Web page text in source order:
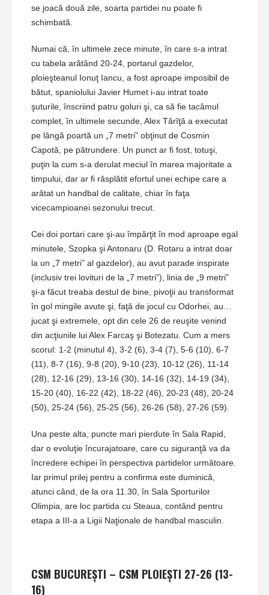
se joacă două zile, soarta partidei nu poate fi
schimbată.
Numai că, în ultimele zece minute, în care s-a intrat
cu tabela arătând 20-24, portarul gazdelor,
ploieşteanul Ionuţ Iancu, a fost aproape imposibil de
bătut, spaniolului Javier Humet i-au intrat toate
şuturile, înscriind patru goluri şi, ca să fie tacâmul
complet, în ultimele secunde, Alex Tărîţă a executat
pe lângă poartă un „7 metri” obţinut de Cosmin
Capotă, pe pătrundere. Un punct ar fi fost, totuşi,
puţin la cum s-a derulat meciul în marea majoritate a
timpului, dar ar fi răsplătit efortul unei echipe care a
arătat un handbal de calitate, chiar în faţa
vicecampioanei sezonului trecut.
Cei doi portari care şi-au împărţit în mod aproape egal
minutele, Szopka şi Antonaru (D. Rotaru a intrat doar
la un „7 metri” al gazdelor), au avut parade inspirate
(inclusiv trei lovituri de la „7 metri”), linia de „9 metri”
şi-a făcut treaba destul de bine, pivoţii au transformat
în gol mingile avute şi, faţă de jocul cu Odorhei, au…
jucat şi extremele, opt din cele 26 de reuşite venind
din acţiunile lui Alex Farcaş şi Botezatu. Cum a mers
scorul: 1-2 (minutul 4), 3-2 (6), 3-4 (7), 5-6 (10), 6-7
(11), 8-7 (16), 9-8 (20), 9-10 (23), 10-12 (26), 11-14
(28), 12-16 (29), 13-16 (30), 14-16 (32), 14-19 (34),
15-20 (40), 16-22 (42), 18-22 (46), 20-23 (48), 20-24
(50), 25-24 (56), 25-25 (56), 26-26 (58), 27-26 (59).
Una peste alta, puncte mari pierdute în Sala Rapid,
dar o evoluţie încurajatoare, care cu siguranţă va da
încredere echipei în perspectiva partidelor următoare.
Iar primul prilej pentru a confirma este duminică,
atunci când, de la ora 11.30, în Sala Sporturilor
Olimpia, are loc partida cu Steaua, contând pentru
etapa a III-a a Ligii Naţionale de handbal masculin.
CSM BUCUREŞTI – CSM PLOIEŞTI 27-26 (13-
16)